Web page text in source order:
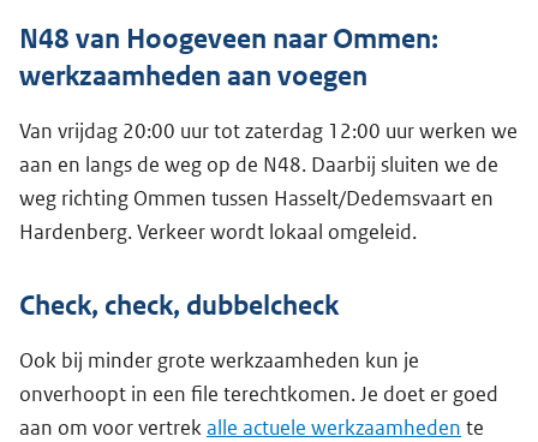
N48 van Hoogeveen naar Ommen:
werkzaamheden aan voegen
Van vrijdag 20:00 uur tot zaterdag 12:00 uur werken we
aan en langs de weg op de N48. Daarbij sluiten we de
weg richting Ommen tussen Hasselt/Dedemsvaart en
Hardenberg. Verkeer wordt lokaal omgeleid.
Check, check, dubbelcheck
Ook bij minder grote werkzaamheden kun je
onverhoopt in een file terechtkomen. Je doet er goed
aan om voor vertrekalle actuele werkzaamheden te